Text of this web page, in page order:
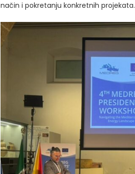
način i pokretanju konkretnih projekata.